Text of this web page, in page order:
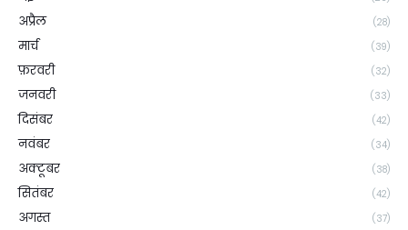
अप्रैल (28)
मार्च (39)
फ़रवरी (32)
जनवरी (33)
दिसंबर (42)
नवंबर (34)
अक्टूबर (38)
सितंबर (42)
अगस्त (37)